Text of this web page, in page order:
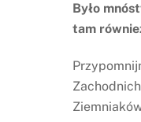
Było
tam